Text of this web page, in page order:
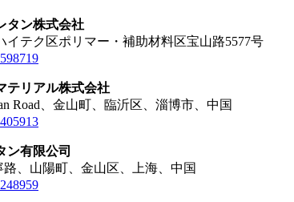
タン株式会社
イテク区ポリマー・補助材料区宝山路5577号
テリアル株式会社
Road、金山町、臨沂区、淄博市、中国
ン有限公司
、山陽町、金山区、上海、中国